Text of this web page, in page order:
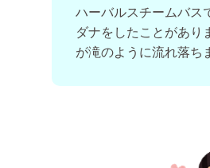
ハーバルスチームバス
ダナをしたことがあり
が滝のように流れ落ち